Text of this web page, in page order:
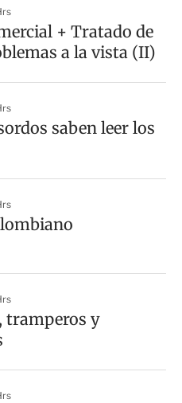
+ Tratado de
a la vista (II)
saben leer los
tramperos y